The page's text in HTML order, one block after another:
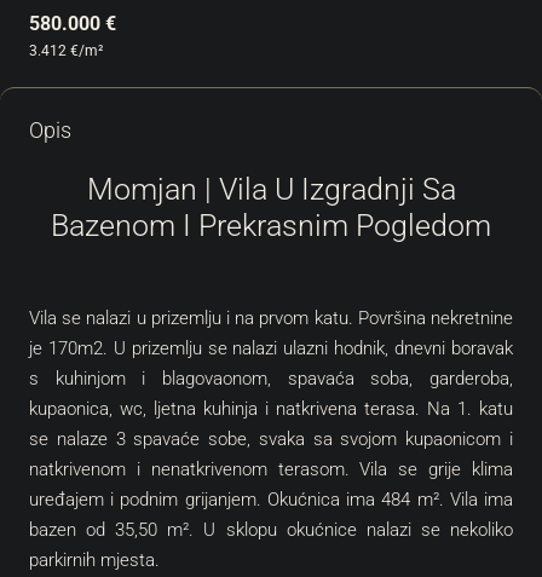
580.000 €
3.412 €/m²
Opis
Momjan | Vila U Izgradnji Sa
Bazenom I Prekrasnim Pogledom
Vila se nalazi u prizemlju i na prvom katu. Površina nekretnine
je 170m2. U prizemlju se nalazi ulazni hodnik, dnevni boravak
s kuhinjom i blagovaonom, spavaća soba, garderoba,
kupaonica, wc, ljetna kuhinja i natkrivena terasa. Na 1. katu
se nalaze 3 spavaće sobe, svaka sa svojom kupaonicom i
natkrivenom i nenatkrivenom terasom. Vila se grije klima
uređajem i podnim grijanjem. Okućnica ima 484 m². Vila ima
bazen od 35,50 m². U sklopu okućnice nalazi se nekoliko
parkirnih mjesta.